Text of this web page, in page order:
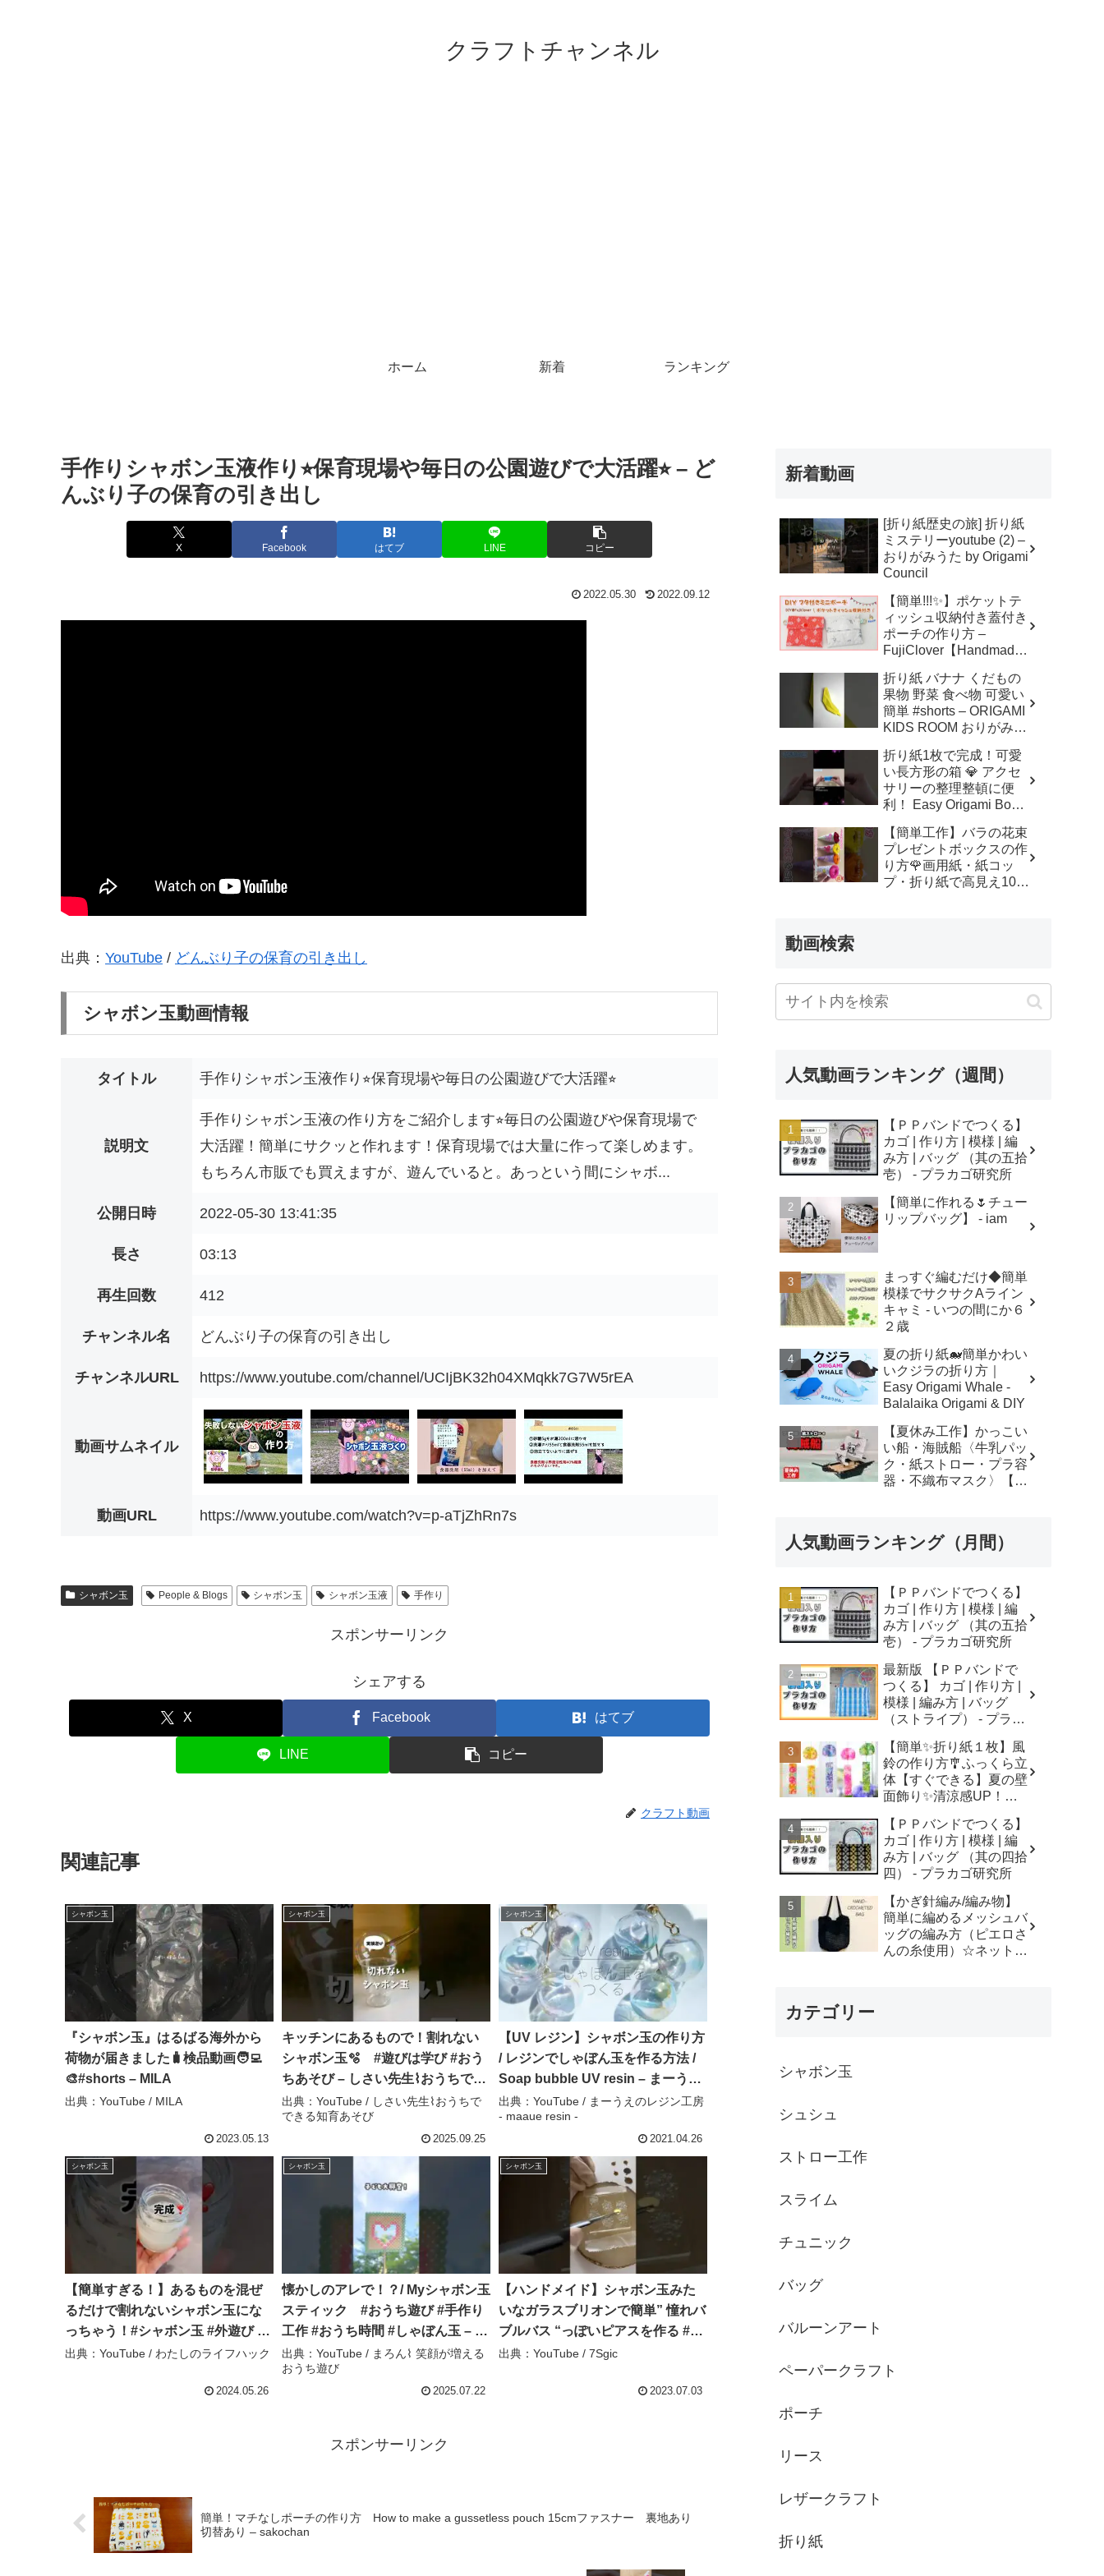
クラフトチャンネル
ホーム 新着 ランキング
手作りシャボン玉液作り⭐︎保育現場や毎日の公園遊びで大活躍⭐︎ – ど
んぶり子の保育の引き出し
X Facebook はてブ LINE コピー
2022.05.30 2022.09.12
出典： YouTube / どんぶり子の保育の引き出し
シャボン玉動画情報
タイトル 手作りシャボン玉液作り⭐︎保育現場や毎日の公園遊びで大活躍⭐︎
説明文
手作りシャボン玉液の作り方をご紹介します⭐︎毎日の公園遊びや保育現場で
大活躍！簡単にサクッと作れます！保育現場では大量に作って楽しめます。
もちろん市販でも買えますが、遊んでいると。あっという間にシャボ...
公開日時 2022-05-30 13:41:35
長さ 03:13
再生回数 412
チャンネル名 どんぶり子の保育の引き出し
チャンネルURL https://www.youtube.com/channel/UCIjBK32h04XMqkk7G7W5rEA
動画サムネイル
動画URL https://www.youtube.com/watch?v=p-aTjZhRn7s
シャボン玉 People & Blogs シャボン玉 シャボン玉液 手作り
スポンサーリンク
シェアする
X Facebook はてブ
LINE コピー
クラフト動画
関連記事
シャボン玉
『シャボン玉』はるばる海外から
荷物が届きました🧳検品動画🧑‍💻
🎨#shorts – MILA
出典：YouTube / MILA
2023.05.13
シャボン玉
キッチンにあるもので！割れない
シャボン玉🫧 #遊びは学び #おう
ちあそび – しさい先生⌇おうちでで
きる知育あそび
出典：YouTube / しさい先生⌇おうちで
できる知育あそび
2025.09.25
シャボン玉
【UV レジン】シャボン玉の作り方
/ レジンでしゃぼん玉を作る方法 /
Soap bubble UV resin – まーうえ
のレジン工房 – maaue resin –
出典：YouTube / まーうえのレジン工房
- maaue resin -
2021.04.26
シャボン玉
【簡単すぎる！】あるものを混ぜ
るだけで割れないシャボン玉にな
っちゃう！#シャボン玉 #外遊び #
遊び #便利 #裏技 #ライフハック #
出典：YouTube / わたしのライフハック
2024.05.26
シャボン玉
懐かしのアレで！？/ Myシャボン玉
スティック #おうち遊び #手作り
工作 #おうち時間 #しゃぼん玉 – ま
ろん⌇ 笑顔が増えるおうち遊び
出典：YouTube / まろん⌇ 笑顔が増える
おうち遊び
2025.07.22
シャボン玉
【ハンドメイド】シャボン玉みた
いなガラスブリオンで簡単” 憧れバ
ブルバス “っぽいピアスを作る #ア
クセサリー #ハンドメイド #レジン
出典：YouTube / 7Sgic
2023.07.03
スポンサーリンク
簡単！マチなしポーチの作り方 How to make a gussetless pouch 15cmファスナー 裏地あり
切替あり – sakochan
新着動画
[折り紙歴史の旅] 折り紙
ミステリーyoutube (2) –
おりがみうた by Origami
Council
【簡単!!!✨】ポケットテ
ィッシュ収納付き蓋付き
ポーチの作り方 –
FujiClover【Handmade
折り紙 バナナ くだもの
果物 野菜 食べ物 可愛い
簡単 #shorts – ORIGAMI
KIDS ROOM おりがみキ
折り紙1枚で完成！可愛
い長方形の箱 💎 アクセ
サリーの整理整頓に便
利！ Easy Origami Box |
子 クリスマス 箱 は
こ – Origami hana’s
channel
【簡単工作】バラの花束
プレゼントボックスの作
り方🌹画用紙・紙コッ
プ・折り紙で高見え100
動画検索
人気動画ランキング（週間）
【ＰＰバンドでつくる】
カゴ | 作り方 | 模様 | 編
み方 | バッグ （其の五拾
壱） - プラカゴ研究所
【簡単に作れる🌷チュー
リップバッグ】 - iam
まっすぐ編むだけ◆簡単
模様でサクサクAライン
キャミ - いつの間にか６
２歳
夏の折り紙🐋簡単かわい
いクジラの折り方｜
Easy Origami Whale -
Balalaika Origami & DIY
【夏休み工作】かっこい
い船・海賊船〈牛乳パッ
ク・紙ストロー・プラ容
器・不織布マスク〉【自
人気動画ランキング（月間）
【ＰＰバンドでつくる】
カゴ | 作り方 | 模様 | 編
み方 | バッグ （其の五拾
壱） - プラカゴ研究所
最新版 【ＰＰバンドで
つくる】 カゴ | 作り方 |
模様 | 編み方 | バッグ
（ストライプ） - プラカ
【簡単✨折り紙１枚】風
鈴の作り方🎐ふっくら立
体【すぐできる】夏の壁
面飾り✨清涼感UP！無
Origami Wind Chimes -
はなみこと
【ＰＰバンドでつくる】
カゴ | 作り方 | 模様 | 編
み方 | バッグ （其の四拾
四） - プラカゴ研究所
【かぎ針編み/編み物】
簡単に編めるメッシュバ
ッグの編み方（ピエロさ
んの糸使用）☆ネットバ
カテゴリー
シャボン玉
シュシュ
ストロー工作
スライム
チュニック
バッグ
バルーンアート
ペーパークラフト
ポーチ
リース
レザークラフト
折り紙